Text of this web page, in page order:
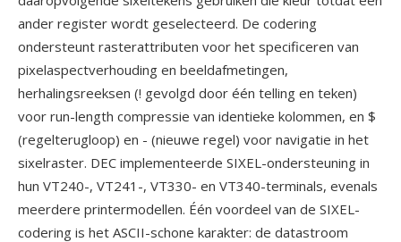
ander register wordt geselecteerd. De codering
ondersteunt rasterattributen voor het specificeren van
pixelaspectverhouding en beeldafmetingen,
herhalingsreeksen (! gevolgd door één telling en teken)
voor run-length compressie van identieke kolommen, en $
(regelterugloop) en - (nieuwe regel) voor navigatie in het
sixelraster. DEC implementeerde SIXEL-ondersteuning in
hun VT240-, VT241-, VT330- en VT340-terminals, evenals
meerdere printermodellen. Één voordeel van de SIXEL-
codering is het ASCII-schone karakter: de datastroom